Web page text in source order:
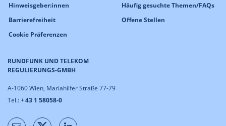
RUNDFUNK UND TELEKOM
REGULIERUNGS-GMBH
A-1060 Wien, Mariahilfer Straße 77-79
Tel.: +43 1 58058-0
Hinweisgeber:innen
Barrierefreiheit
Cookie Präferenzen
Häufig gesuchte Themen/FAQs
Offene Stellen